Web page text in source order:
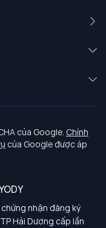
nghề nghiệp
của Google. Chính
của Google được áp
nhận đăng ký
Hải Dương cấp lần